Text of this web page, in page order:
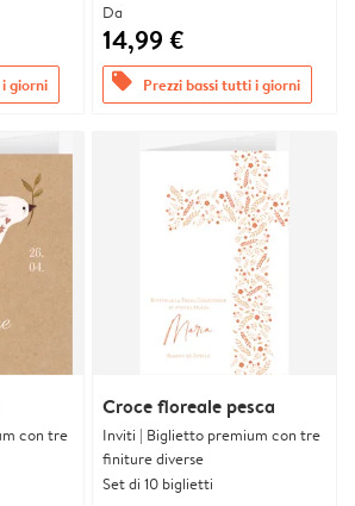
giorni
Da
14,99 €
offers Prezzi bassi tutti i giorni
con tre
Croce floreale pesca
Inviti | Biglietto premium con tre
finiture diverse
Set di 10 biglietti